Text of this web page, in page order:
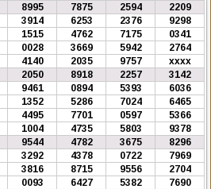
8995 7875 2594
2209
3914 6253 2376
9298
1515 4762 7175
0341
0028 3669 5942
2764
4140 2035 9757
xxxx
2050 8918 2257
3142
9461 0894 5393
6036
1352 5286 7024
6465
4495 7701 0597
5366
1004 4735 5803
9378
9544 4782 3675
8296
3292 4378 0722
7969
3816 8715 9556
2704
0093 6427 5382
7690